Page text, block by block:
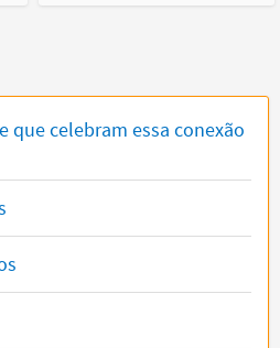
que celebram essa conexão